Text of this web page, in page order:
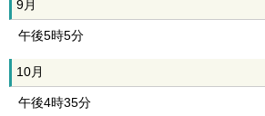
9月
午後5時5分
10月
午後4時35分